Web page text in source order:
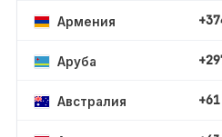
Армения
Аруба
Австралия +61